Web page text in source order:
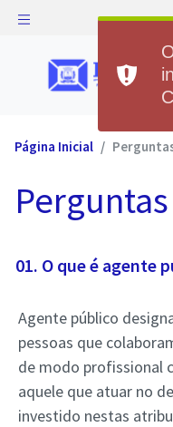
Página Inicial
01. O que é agente
Agente público
pessoas que
de modo profissional
aquele que atuar no
investido nestas